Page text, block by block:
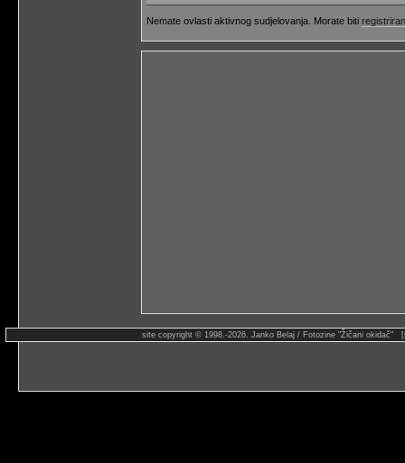
Nemate ovlasti aktivnog sudjelovanja. Morate biti
site copyright © 1998.-2026. Janko Belaj / Fotozine "Žičani okidač"